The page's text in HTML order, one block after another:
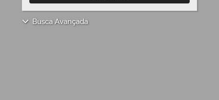
Busca Avançada